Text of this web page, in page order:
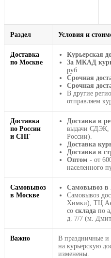
Раздел Условия и
Доставка
по Москве
Курьерская
За МКАД
руб.
Срочная
Срочная
В другие
отправляем
Доставка
по России
и СНГ
Доставка в
выдачи СДЭК,
России).
Доставка
Доставка в
Оптом - от
населенного
Самовывоз
в Москве
Самовывоз
Самовывоз
Химки), ТЦ
со склада по
д. 7/7 (м.
Важно
В праздничные и
на курьерскую
изменены.